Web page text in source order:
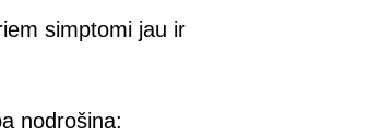
simptomi jau ir
nodrošina: